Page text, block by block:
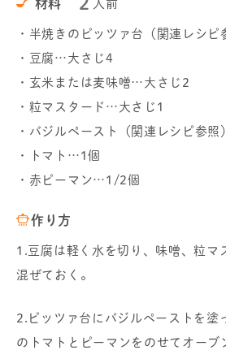
材料 人前
・半焼きのピッツァ台（関連レシ
・豆腐…大さじ4
・玄米または麦味噌…大さじ2
・粒マスタード…大さじ1
・バジルペースト（関連レシピ参
・トマト…1個
・赤ピーマン…1/2個
作り方
1.豆腐は軽く水を切り、味噌、粒マ
混ぜておく。
2.ピッツァ台にバジルペーストを塗
のトマトとピーマンをのせてオーブ